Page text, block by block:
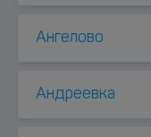
Ангелово
Андреевка